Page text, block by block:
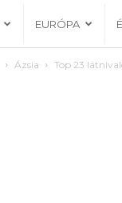
EURÓPA
Ázsia Top 23